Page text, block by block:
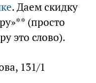
. Даем скидку
(просто
это слово).
131/1